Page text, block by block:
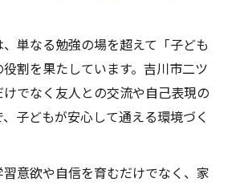
単なる勉強の場を超えて「子ども
割を果たしています。吉川市二ツ
でなく友人との交流や自己表現の
子どもが安心して通える環境づく
意欲や自信を育むだけでなく、家